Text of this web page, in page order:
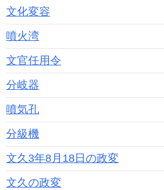
文化変容
噴火湾
文官任用令
分岐器
噴気孔
分級機
文久3年8月18日の政変
文久の政変